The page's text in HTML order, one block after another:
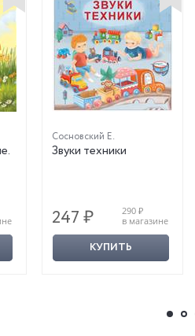
Сосновский Е.
Звуки техники
247 ₽
290 ₽
в магазине
КУПИТЬ